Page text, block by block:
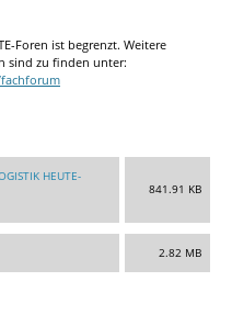
Foren ist begrenzt. Weitere
sind zu finden unter:
HEUTE-
841.91 KB
2.82 MB